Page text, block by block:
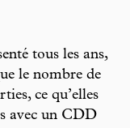
tous les ans,
le nombre de
ce qu’elles
avec un CDD